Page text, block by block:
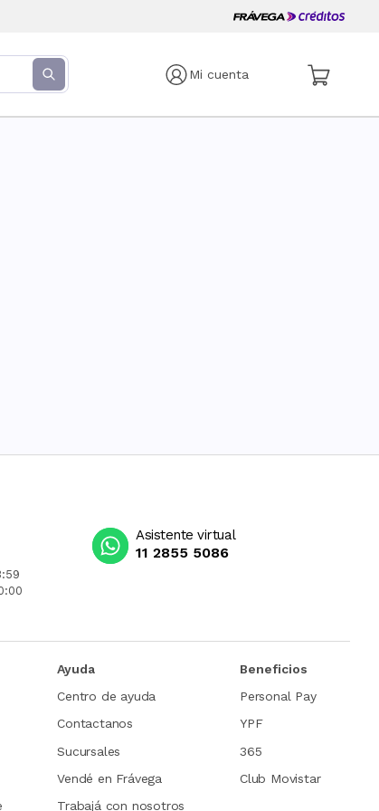
Mi cuenta
Asistente virtual
11 2855 5086
Ayuda
Centro de ayuda
Contactanos
Sucursales
Vendé en Frávega
Trabajá con nosotros
Beneficios
Personal Pay
YPF
365
Club Movistar